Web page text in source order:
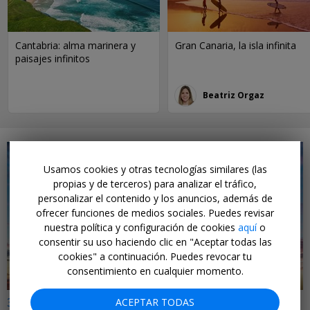
Cantabria: alma marinera y
paisajes infinitos
Gran Canaria, la isla infinita
Beatriz Orgaz
←
32€ a 51€ i/v
Usamos cookies y otras tecnologías similares (las
propias y de terceros) para analizar el tráfico,
personalizar el contenido y los anuncios, además de
ofrecer funciones de medios sociales. Puedes revisar
nuestra política y configuración de cookies aquío
consentir su uso haciendo clic en "Aceptar todas las
cookies" a continuación. Puedes revocar tu
consentimiento en cualquier momento.
ACEPTAR TODAS